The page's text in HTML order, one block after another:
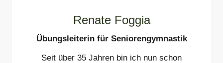
Renate Foggia
Übungsleiterin für Seniorengymnastik
Seit über 35 Jahren bin ich nun schon